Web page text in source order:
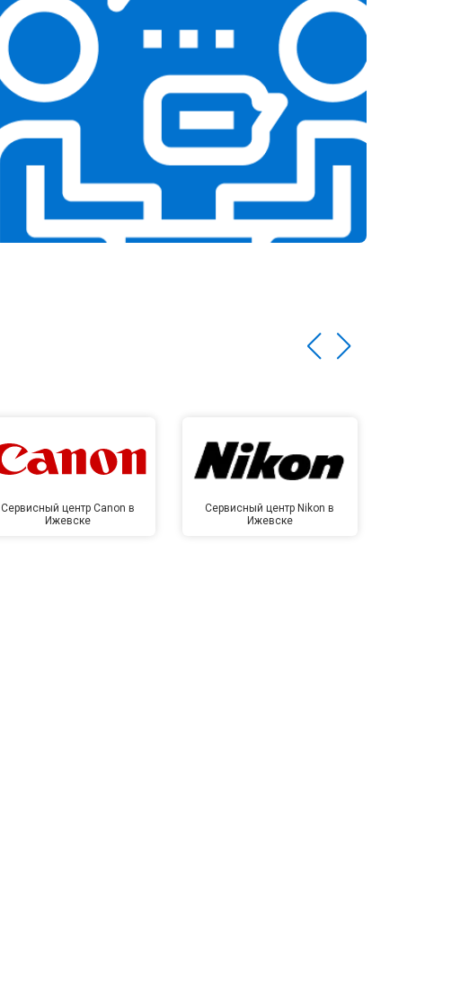
Сервисный центр Canon в
Ижевске
Сервисный центр Nikon в
Ижевске